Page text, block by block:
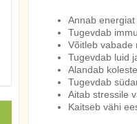
Annab energiat
Tugevdab
Võitleb vabade
Tugevdab luid
Alandab
Tugevdab
Aitab stressile
Kaitseb vähi